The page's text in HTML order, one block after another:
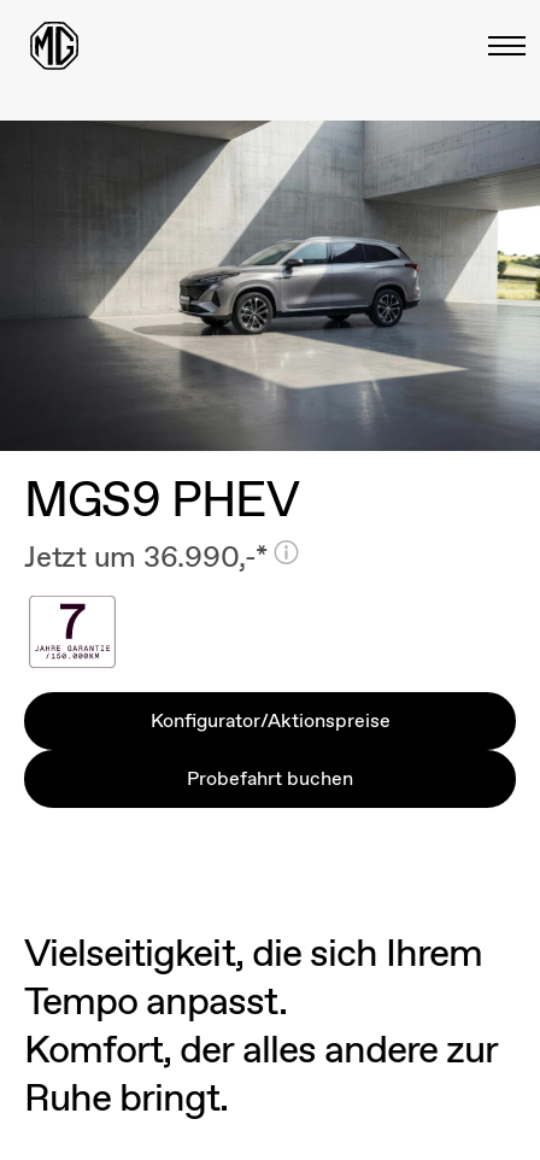
MGS9 PHEV
Jetzt um 36.990,-*
Konfigurator/Aktionspreise
Probefahrt buchen
Vielseitigkeit, die sich Ihrem
Tempo anpasst.
Komfort, der alles andere zur
Ruhe bringt.